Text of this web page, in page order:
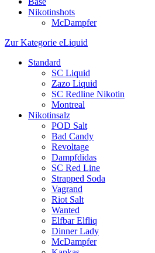
Nikotinshots
McDampfer
Zur Kategorie eLiquid
Standard
SC Liquid
Zazo Liquid
SC Redline Nikotin
Montreal
Nikotinsalz
POD Salt
Bad Candy
Revoltage
Dampfdidas
SC Red Line
Strapped Soda
Vagrand
Riot Salt
Wanted
Elfbar Elfliq
Dinner Lady
McDampfer